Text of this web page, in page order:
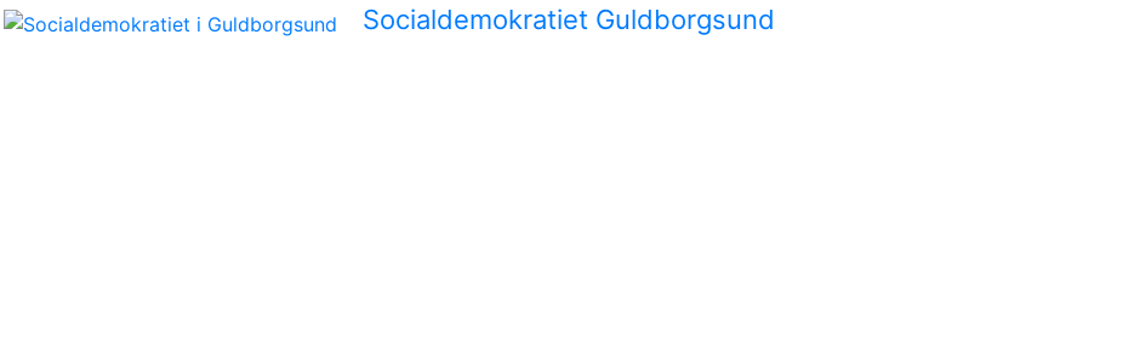
Socialdemokratiet Guldborgsund